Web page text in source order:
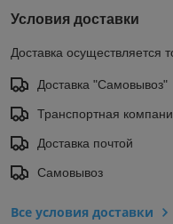
Условия доставки
Доставка осуществляется
Доставка "Самовывоз"
Транспортная
Доставка почтой
Самовывоз
Все условия доставки